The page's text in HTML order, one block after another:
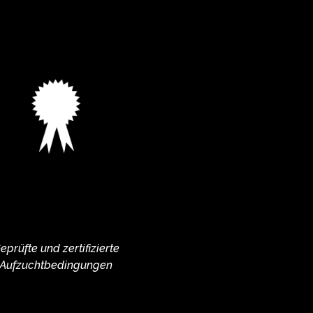
und zertifizierte
Aufzuchtbedingungen